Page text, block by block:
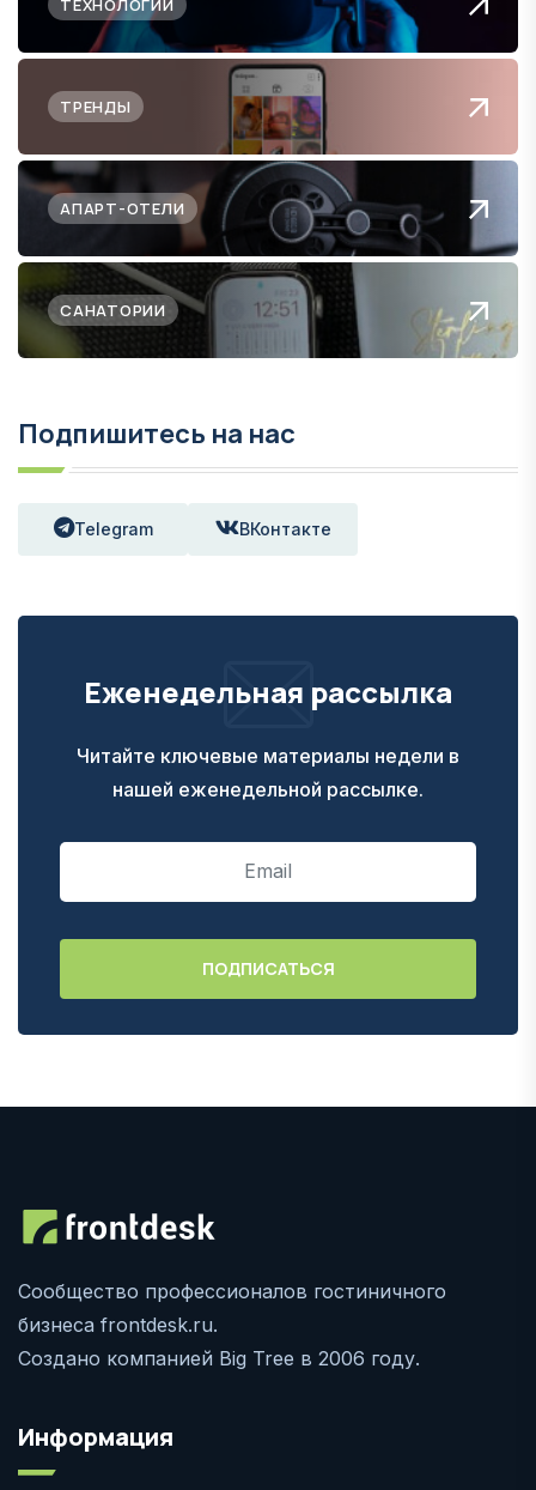
ТЕХНОЛОГИИ
ТРЕНДЫ
АПАРТ-ОТЕЛИ
САНАТОРИИ
Подпишитесь на нас
Telegram ВКонтакте
Еженедельная рассылка
Читайте ключевые материалы недели в
нашей еженедельной рассылке.
Сообщество профессионалов гостиничного
бизнеса frontdesk.ru.
Создано компанией Big Tree в 2006 году.
Информация